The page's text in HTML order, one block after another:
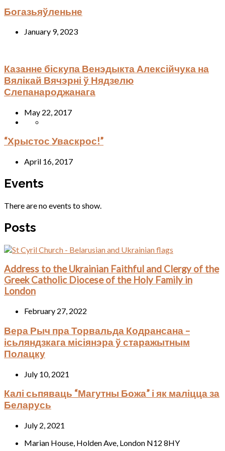
Богазьяўленьне
January 9, 2023
Казанне біскупа Венэдыкта Алексійчука на
Вялікай Вячэрні ў Нядзелю
Слепанароджанага
May 22, 2017
“Хрыстос Уваскрос!”
April 16, 2017
Events
There are no events to show.
Posts
Address to the Ukrainian Faithful and Clergy of the
Greek Catholic Diocese of the Holy Family in
London
February 27, 2022
Вера Рыч пра Торвальда Кодрансана –
ісьляндзкага місіянэра ў старажытным
Полацку
July 10, 2021
Калі сьпяваць “Магутны Божа” і як маліцца за
Беларусь
July 2, 2021
Marian House, Holden Ave, London N12 8HY